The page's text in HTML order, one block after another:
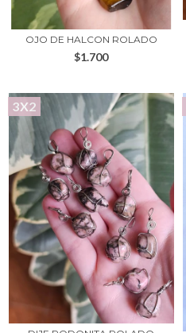
OJO DE HALCON ROLADO
$1.700
3X2